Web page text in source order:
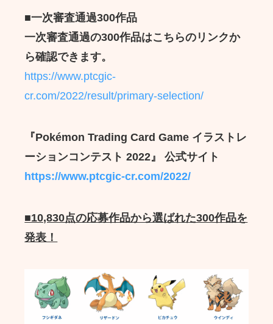
■一次審査通過300作品
一次審査通過の300作品はこちらのリンクか
ら確認できます。
https://www.ptcgic-
cr.com/2022/result/primary-selection/
『Pokémon Trading Card Game イラストレ
ーションコンテスト 2022』 公式サイト
https://www.ptcgic-cr.com/2022/
■10,830点の応募作品から選ばれた300作品を
発表！